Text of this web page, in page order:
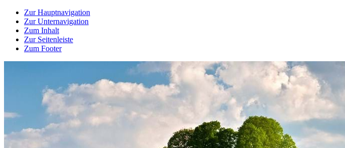
Zur Hauptnavigation
Zur Unternavigation
Zum Inhalt
Zur Seitenleiste
Zum Footer